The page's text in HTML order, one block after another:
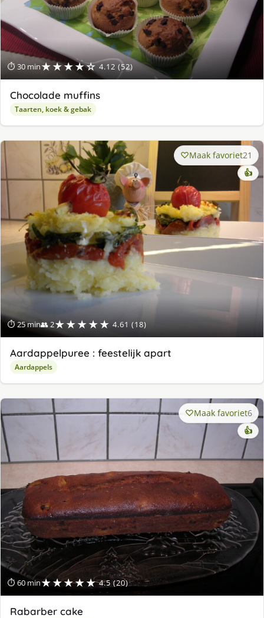
⏱ 30 min★★★★☆ 4.12 (52)
Chocolade muffins
Taarten, koek & gebak
⏱ 25 min👥 2★★★★★ 4.61 (18)
Maak favoriet21
👍
Aardappelpuree : feestelijk apart
Aardappels
⏱ 60 min★★★★★ 4.5 (20)
Maak favoriet6
👍
Rabarber cake